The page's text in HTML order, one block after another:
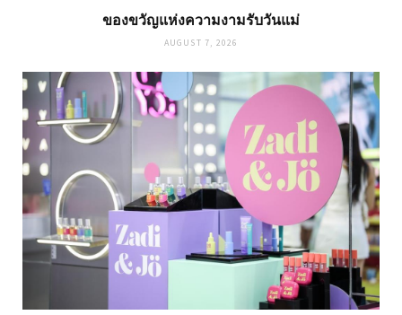
ของขวัญแห่งความงามรับวันแม่
AUGUST 7, 2026